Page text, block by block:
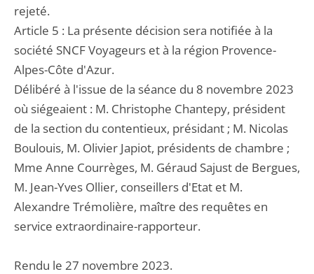
rejeté.
Article 5 : La présente décision sera notifiée à la
société SNCF Voyageurs et à la région Provence-
Alpes-Côte d'Azur.
Délibéré à l'issue de la séance du 8 novembre 2023
où siégeaient : M. Christophe Chantepy, président
de la section du contentieux, présidant ; M. Nicolas
Boulouis, M. Olivier Japiot, présidents de chambre ;
Mme Anne Courrèges, M. Géraud Sajust de Bergues,
M. Jean-Yves Ollier, conseillers d'Etat et M.
Alexandre Trémolière, maître des requêtes en
service extraordinaire-rapporteur.
Rendu le 27 novembre 2023.